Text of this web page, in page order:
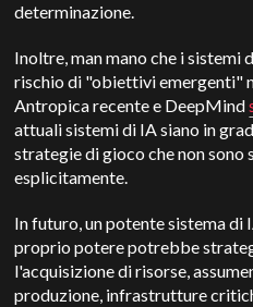
determinazione.
Inoltre, man mano che i sistemi
rischio di "obiettivi emergenti"
Antropica recente e DeepMind
attuali sistemi di IA siano in
strategie di gioco che non
esplicitamente.
In futuro, un potente sistema di
proprio potere potrebbe
l'acquisizione di risorse,
produzione, infrastrutture